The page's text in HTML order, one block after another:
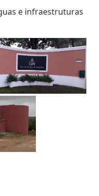
e infraestruturas